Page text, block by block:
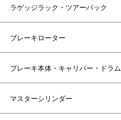
ラゲッジラック・ツアーパック
ブレーキローター
ブレーキ本体・キャリパー・ドラム
マスターシリンダー